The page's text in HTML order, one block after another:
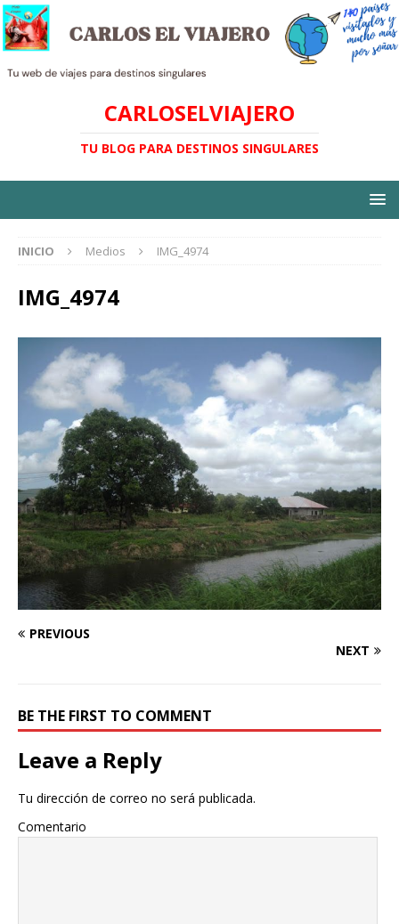
CARLOSELVIAJERO
TU BLOG PARA DESTINOS SINGULARES
INICIO Medios IMG_4974
IMG_4974
PREVIOUS
NEXT
BE THE FIRST TO COMMENT
Leave a Reply
Tu dirección de correo no será publicada.
Comentario